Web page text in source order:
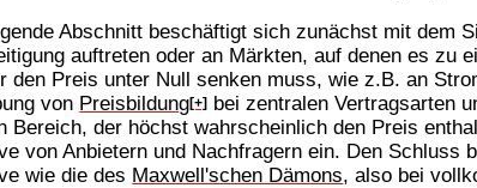
Abschnitt beschäftigt sich zunächst mit dem
auftreten oder an Märkten, auf denen es zu
den Preis unter Null senken muss, wie z.B. an
von Preisbildung[+] bei zentralen Vertragsarten
Bereich, der höchst wahrscheinlich den Preis
von Anbietern und Nachfragern ein. Den
wie die des Maxwell'schen Dämons, also bei